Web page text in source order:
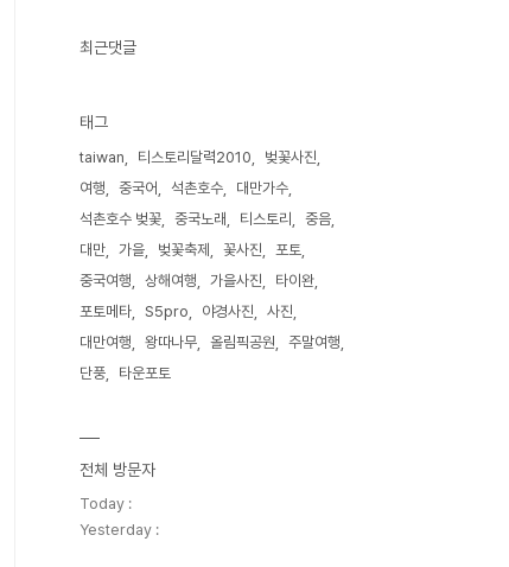
최근댓글
태그
taiwan 티스토리달력2010
벚꽃사진
여행
중국어 석촌호수
대만가수
석촌호수 벚꽃
중국노래 티스토리
중음
대만
가을 벚꽃축제 꽃사진
포토
중국여행
상해여행 가을사진
타이완
포토메타
S5pro 야경사진
사진
대만여행
왕따나무 올림픽공원
주말여행
단풍
타운포토
전체 방문자
Today :
Yesterday :